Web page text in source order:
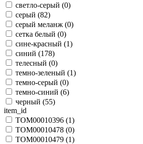
светло-серый (0)
серый (82)
серый меланж (0)
сетка белый (0)
сине-красный (1)
синий (178)
телесный (0)
темно-зеленый (1)
темно-серый (0)
темно-синий (6)
черный (55)
item_id
TOM00010396 (1)
TOM00010478 (0)
TOM00010479 (1)